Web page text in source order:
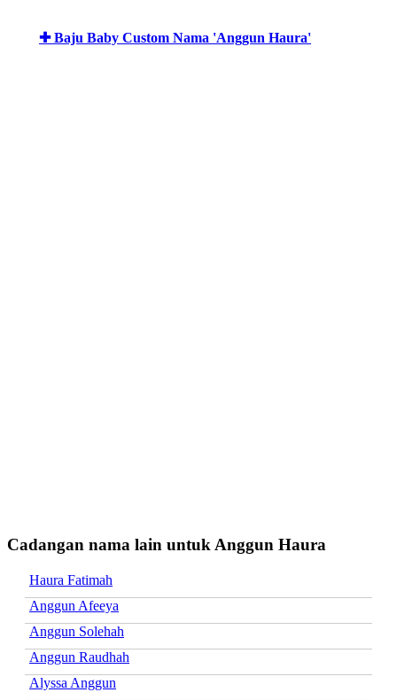
✚ Baju Baby Custom Nama 'Anggun Haura'
Cadangan nama lain untuk Anggun Haura
Haura Fatimah
Anggun Afeeya
Anggun Solehah
Anggun Raudhah
Alyssa Anggun